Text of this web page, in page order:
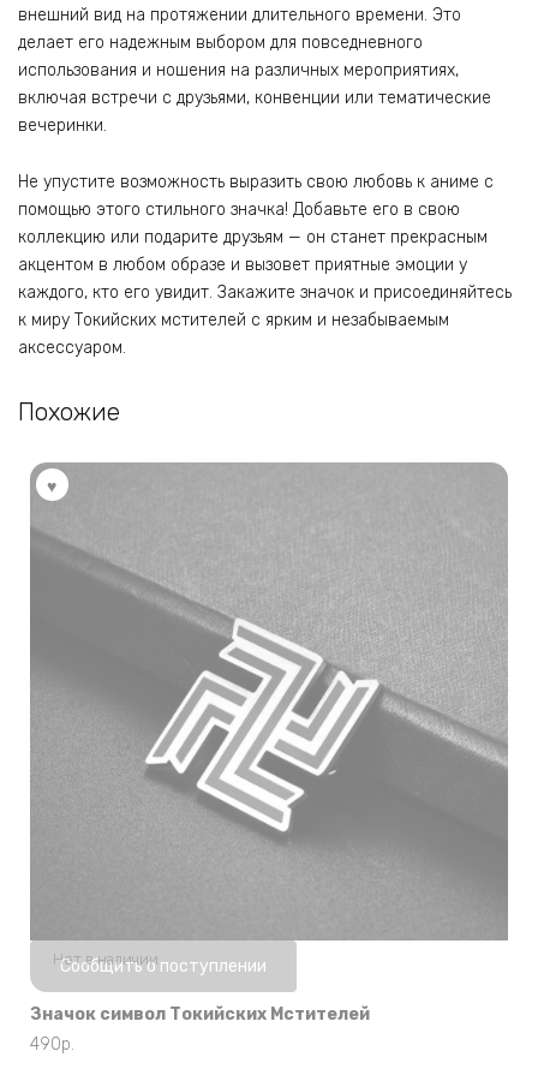
внешний вид на протяжении длительного времени. Это
делает его надежным выбором для повседневного
использования и ношения на различных мероприятиях,
включая встречи с друзьями, конвенции или тематические
вечеринки.
Не упустите возможность выразить свою любовь к аниме с
помощью этого стильного значка! Добавьте его в свою
коллекцию или подарите друзьям — он станет прекрасным
акцентом в любом образе и вызовет приятные эмоции у
каждого, кто его увидит. Закажите значок и присоединяйтесь
к миру Токийских мстителей с ярким и незабываемым
аксессуаром.
Похожие
Нет в наличии
Сообщить о поступлении
Значок символ Токийских Мстителей
490р.